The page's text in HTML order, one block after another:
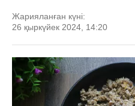
Жарияланған күні:
26 қыркүйек 2024, 14:20